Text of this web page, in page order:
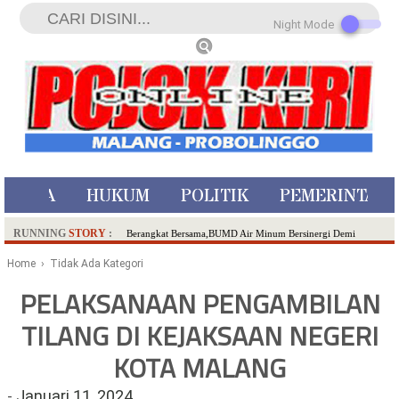
HUKUM POLITIK
RUNNING STORY : Berangkat Bersama,BUMD Air Minum Bersinergi Demi
Ditangkap di Kediri,Satu Buron
Literasi Melalui LASKAR JODA, Usung Filosofi Gelar Sehelai
Tikar
Ambulance Dari Berbagai Daerah Padati Kota Wisata Batu
Home › Tidak Ada Kategori
PELAKSANAAN PENGAMBILAN
TILANG DI KEJAKSAAN NEGERI
KOTA MALANG
Night Mode